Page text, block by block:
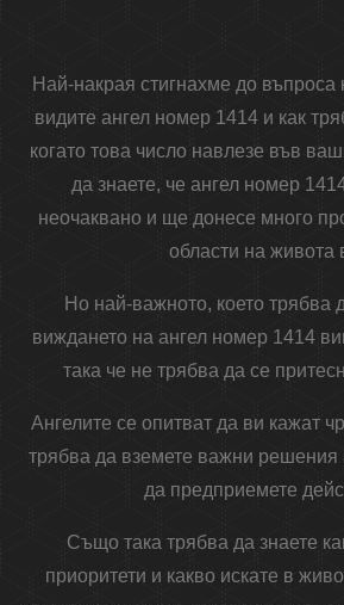
Най-накрая стигнахме до въпроса
видите ангел номер 1414 и как
когато това число навлезе във
да знаете, че ангел номер
неочаквано и ще донесе много
области на живота
Но най-важното, което трябва
виждането на ангел номер 1414
така че не трябва да се
Ангелите се опитват да ви кажат
трябва да вземете важни решения
да предприемете
Също така трябва да знаете
приоритети и какво искате в